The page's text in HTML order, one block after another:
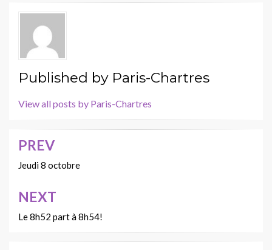
Published by Paris-Chartres
View all posts by Paris-Chartres
Navigation
de
l’article
PREV
Jeudi 8 octobre
NEXT
Le 8h52 part à 8h54!